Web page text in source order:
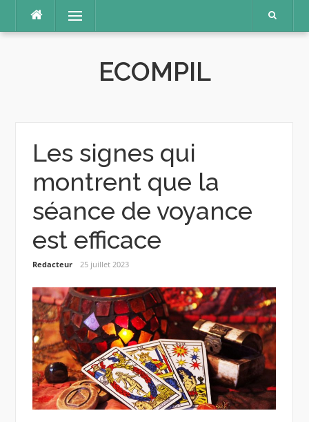
contenu
Menu
ECOMPIL
Les signes qui
montrent que la
séance de voyance
est efficace
Redacteur 25 juillet 2023